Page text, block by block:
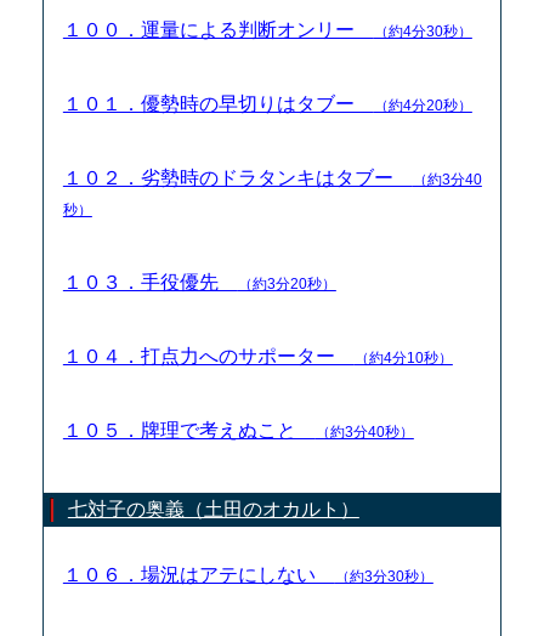
１００．運量による判断オンリー （約4分30秒）
１０１．優勢時の早切りはタブー （約4分20秒）
１０２．劣勢時のドラタンキはタブー
（約3分40
秒）
１０３．手役優先 （約3分20秒）
１０４．打点力へのサポーター （約4分10秒）
１０５．牌理で考えぬこと （約3分40秒）
七対子の奥義（土田のオカルト）
１０６．場況はアテにしない （約3分30秒）